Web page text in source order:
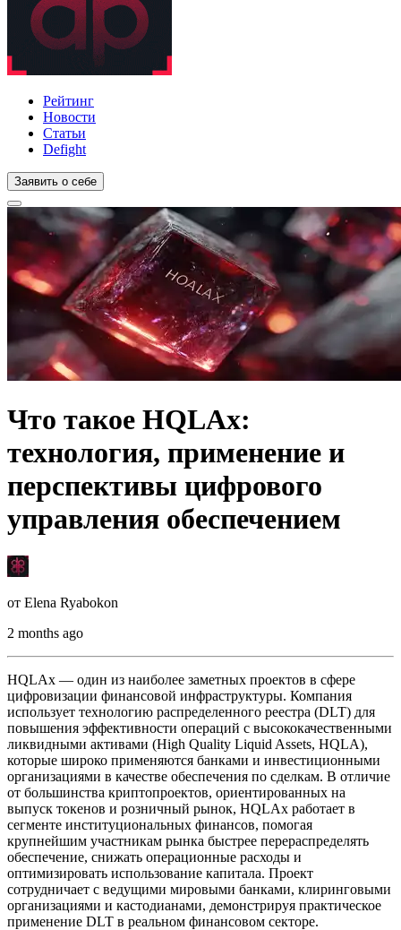
Рейтинг
Новости
Статьи
Defight
Заявить о себе
Что такое HQLAx:
технология, применение и
перспективы цифрового
управления обеспечением
от Elena Ryabokon
2 months ago
HQLAx — один из наиболее заметных проектов в сфере
цифровизации финансовой инфраструктуры. Компания
использует технологию распределенного реестра (DLT) для
повышения эффективности операций с высококачественными
ликвидными активами (High Quality Liquid Assets, HQLA),
которые широко применяются банками и инвестиционными
организациями в качестве обеспечения по сделкам. В отличие
от большинства криптопроектов, ориентированных на
выпуск токенов и розничный рынок, HQLAx работает в
сегменте институциональных финансов, помогая
крупнейшим участникам рынка быстрее перераспределять
обеспечение, снижать операционные расходы и
оптимизировать использование капитала. Проект
сотрудничает с ведущими мировыми банками, клиринговыми
организациями и кастодианами, демонстрируя практическое
применение DLT в реальном финансовом секторе.